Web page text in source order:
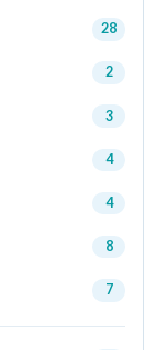
28
2
3
4
4
8
7